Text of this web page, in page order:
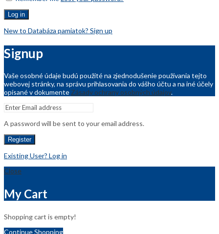
Log in
New to Databáza pamiatok? Sign up
Signup
Vaše osobné údaje budú použité na zjednodušenie používania tejto
webovej stránky, na správu prihlasovania do vášho účtu a na iné účely
opísané v dokumente Zásady ochrany osobných údajov.
A password will be sent to your email address.
Register
Existing User? Log in
Close
My Cart
Shopping cart is empty!
Continue Shopping